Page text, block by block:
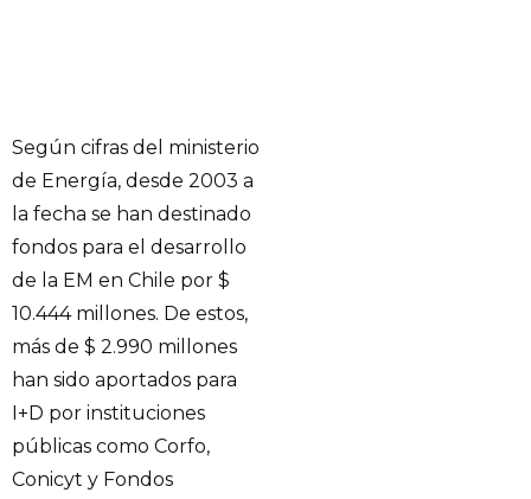
Según cifras del ministerio
de Energía, desde 2003 a
la fecha se han destinado
fondos para el desarrollo
de la EM en Chile por $
10.444 millones. De estos,
más de $ 2.990 millones
han sido aportados para
I+D por instituciones
públicas como Corfo,
Conicyt y Fondos